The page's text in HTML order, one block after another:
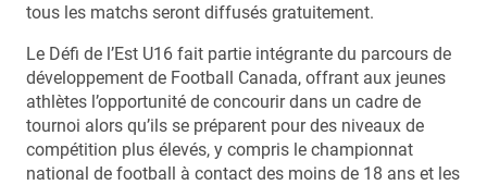
tous les matchs seront diffusés gratuitement.
Le Défi de l’Est U16 fait partie intégrante du parcours de
développement de Football Canada, offrant aux jeunes
athlètes l’opportunité de concourir dans un cadre de
tournoi alors qu’ils se préparent pour des niveaux de
compétition plus élevés, y compris le championnat
national de football à contact des moins de 18 ans et les